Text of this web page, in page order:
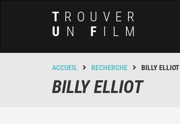
T ROUVER
U N F ILM
ACCUEIL RECHERCHE BILLY ELLIOT
BILLY ELLIOT